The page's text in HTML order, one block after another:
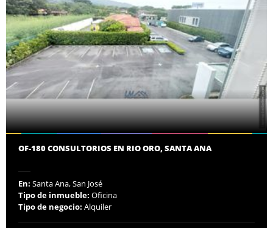
OF-180 CONSULTORIOS EN RIO ORO, SANTA ANA
En: Santa Ana, San José
Tipo de inmueble: Oficina
Tipo de negocio: Alquiler